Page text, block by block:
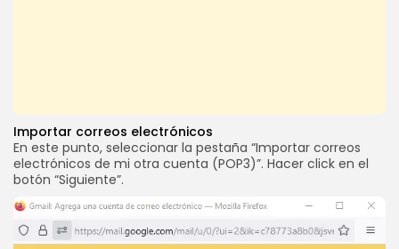
Importar correos electrónicos
En este punto, seleccionar la pestaña “Importar correos
electrónicos de mi otra cuenta (POP3)”. Hacer click en el
botón “Siguiente”.